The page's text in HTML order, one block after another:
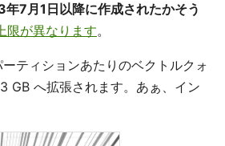
7月1日以降に作成されたかそう
限が異なります。
ティションあたりのベクトルクォ
GB へ拡張されます。あぁ、イン